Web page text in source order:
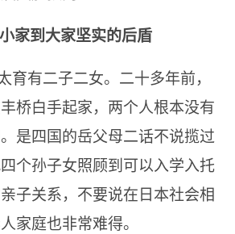
家到大家坚实的后盾
育有二子二女。二十多年前，
桥白手起家，两个人根本没有
是四国的岳父母二话不说揽过
个孙子女照顾到可以入学入托
子关系，不要说在日本社会相
家庭也非常难得。